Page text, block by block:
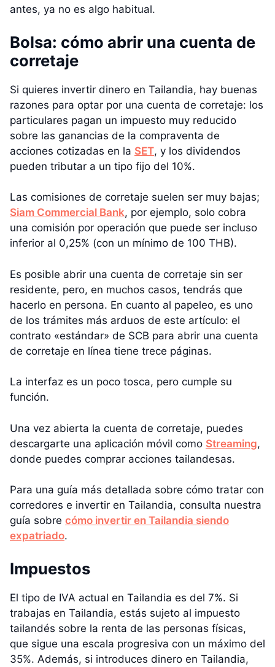
antes, ya no es algo habitual.
Bolsa: cómo abrir una cuenta de
corretaje
Si quieres invertir dinero en Tailandia, hay buenas
razones para optar por una cuenta de corretaje: los
particulares pagan un impuesto muy reducido
sobre las ganancias de la compraventa de
acciones cotizadas en la SET, y los dividendos
pueden tributar a un tipo fijo del 10%.
Las comisiones de corretaje suelen ser muy bajas;
Siam Commercial Bank, por ejemplo, solo cobra
una comisión por operación que puede ser incluso
inferior al 0,25% (con un mínimo de 100 THB).
Es posible abrir una cuenta de corretaje sin ser
residente, pero, en muchos casos, tendrás que
hacerlo en persona. En cuanto al papeleo, es uno
de los trámites más arduos de este artículo: el
contrato «estándar» de SCB para abrir una cuenta
de corretaje en línea tiene trece páginas.
La interfaz es un poco tosca, pero cumple su
función.
Una vez abierta la cuenta de corretaje, puedes
descargarte una aplicación móvil como Streaming,
donde puedes comprar acciones tailandesas.
Para una guía más detallada sobre cómo tratar con
corredores e invertir en Tailandia, consulta nuestra
guía sobre cómo invertir en Tailandia siendo
expatriado.
Impuestos
El tipo de IVA actual en Tailandia es del 7%. Si
trabajas en Tailandia, estás sujeto al impuesto
tailandés sobre la renta de las personas físicas,
que sigue una escala progresiva con un máximo del
35%. Además, si introduces dinero en Tailandia,